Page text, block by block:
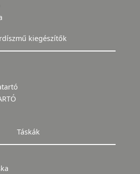
kiegészítők
Táskák